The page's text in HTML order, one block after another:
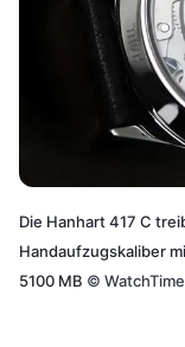
Die Hanhart 417 C
Handaufzugskaliber
5100 MB © WatchTime